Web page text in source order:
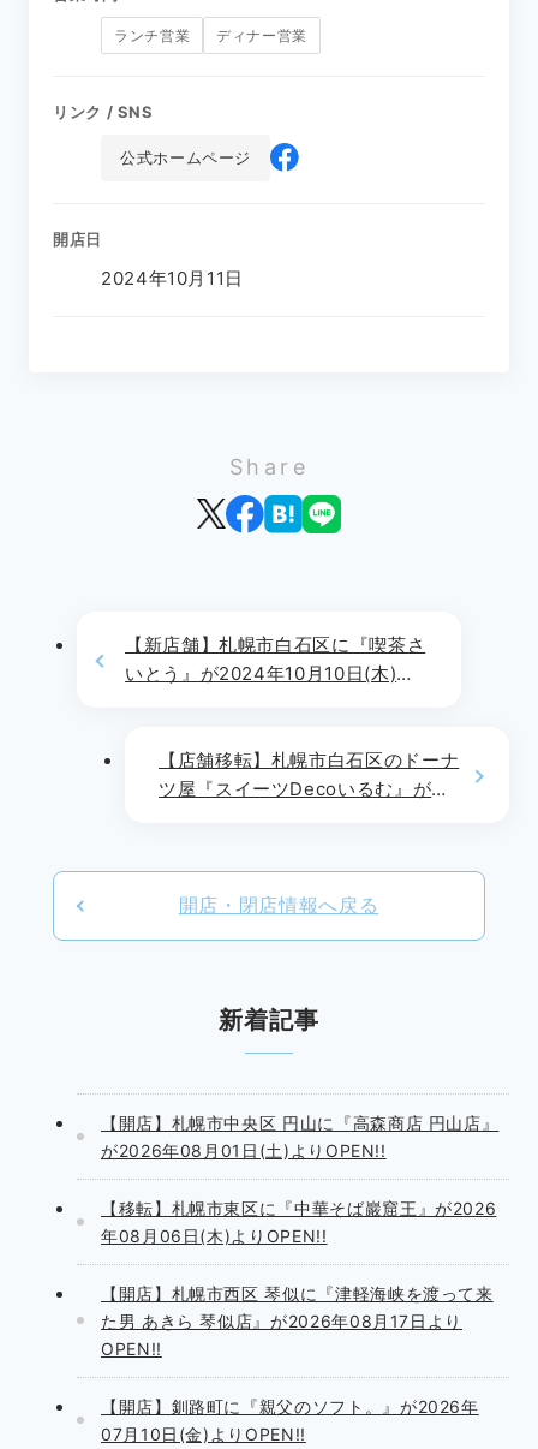
ランチ営業 ディナー営業
リンク / SNS
公式ホームページ
開店日
2024年10月11日
Share
【新店舗】札幌市白石区に『喫茶さ
いとう』が2024年10月10日(木)よ
【店舗移転】札幌市白石区のドーナ
ツ屋『スイーツDecoいるむ』が
本通7丁目に移転します
開店・閉店情報へ戻る
新着記事
【開店】札幌市中央区 円山に『高森商店 円山店』
が2026年08月01日(土)よりOPEN!!
【移転】札幌市東区に『中華そば巖窟王』が2026
年08月06日(木)よりOPEN!!
【開店】札幌市西区 琴似に『津軽海峡を渡って来
た男 あきら 琴似店』が2026年08月17日より
OPEN!!
【開店】釧路町に『親父のソフト。』が2026年
07月10日(金)よりOPEN!!